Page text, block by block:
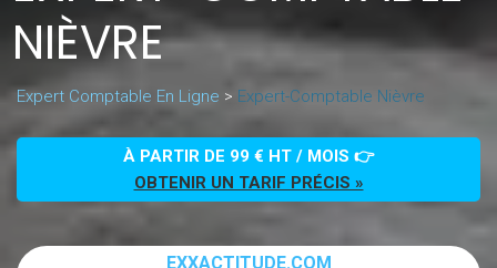
NIÈVRE
Expert Comptable En Ligne > Expert-Comptable Nièvre
À PARTIR DE 99 € HT / MOIS 👉
OBTENIR UN TARIF PRÉCIS »
EXXACTITUDE.COM